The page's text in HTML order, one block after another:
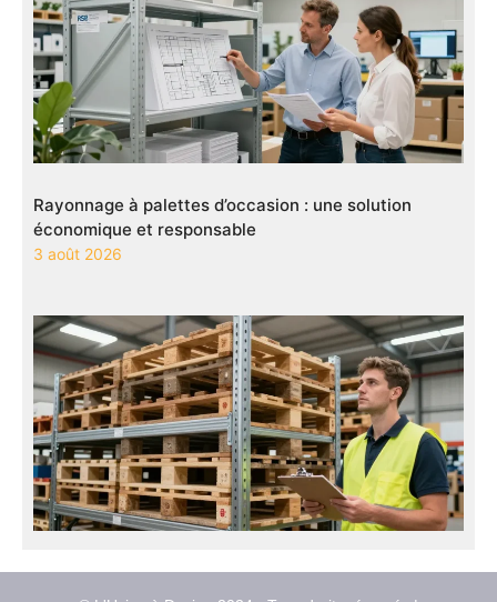
Rayonnage à palettes d’occasion : une solution
économique et responsable
3 août 2026